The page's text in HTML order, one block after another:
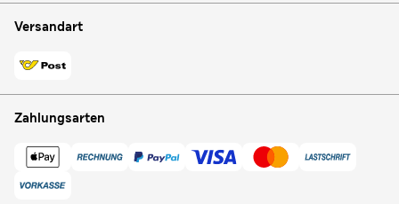
Versandart
Zahlungsarten